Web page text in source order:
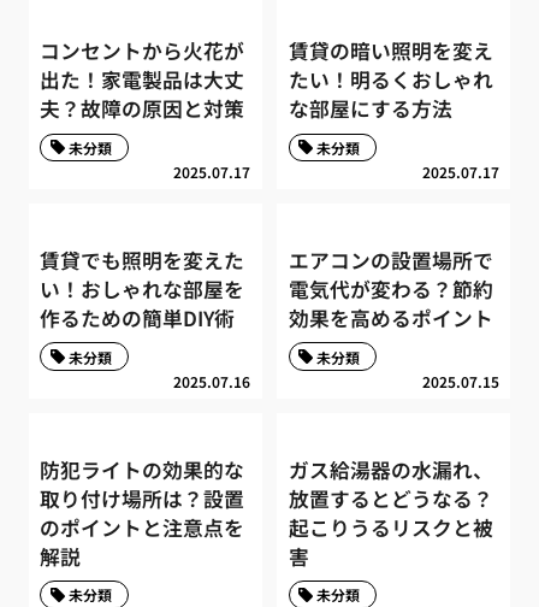
コンセントから火花が
出た！家電製品は大丈
夫？故障の原因と対策
2025.07.17
未分類
賃貸の暗い照明を変え
たい！明るくおしゃれ
な部屋にする方法
2025.07.17
未分類
賃貸でも照明を変えた
い！おしゃれな部屋を
作るための簡単DIY術
2025.07.16
未分類
エアコンの設置場所で
電気代が変わる？節約
効果を高めるポイント
2025.07.15
未分類
防犯ライトの効果的な
取り付け場所は？設置
のポイントと注意点を
解説
未分類
ガス給湯器の水漏れ、
放置するとどうなる？
起こりうるリスクと被
害
未分類